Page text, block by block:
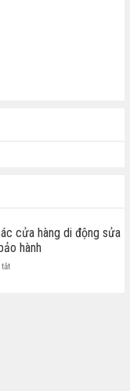
cửa hàng di động sửa
hành
ở